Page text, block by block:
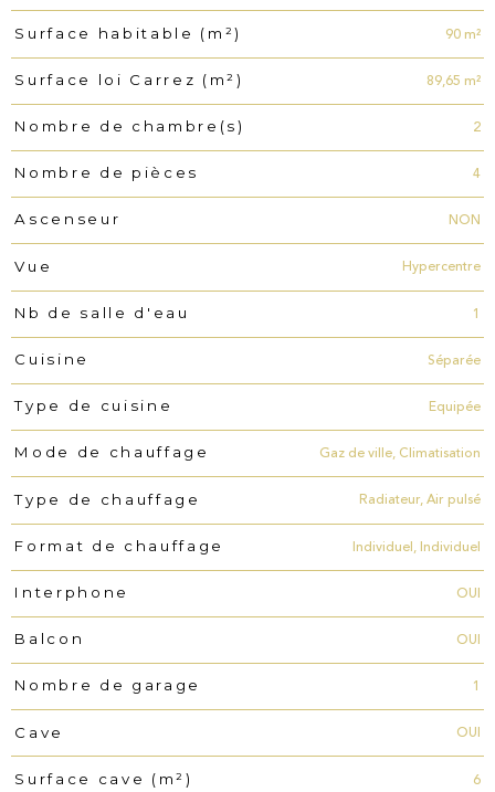
Surface habitable (m²) 90 m²
Surface loi Carrez (m²) 89,65 m²
Nombre de chambre(s) 2
Nombre de pièces 4
Ascenseur NON
Vue Hypercentre
Nb de salle d'eau 1
Cuisine Séparée
Type de cuisine Equipée
Mode de chauffage Gaz de ville, Climatisation
Type de chauffage Radiateur, Air pulsé
Format de chauffage Individuel, Individuel
Interphone OUI
Balcon OUI
Nombre de garage 1
Cave OUI
Surface cave (m²) 6